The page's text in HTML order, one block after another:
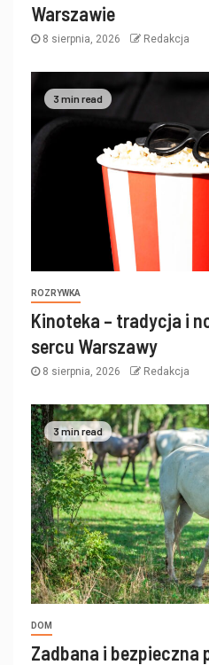
Warszawie
8 sierpnia, 2026 Redakcja
3 min read
ROZRYWKA
Kinoteka – tradycja i
sercu Warszawy
8 sierpnia, 2026 Redakcja
3 min read
DOM
Zadbana i bezpieczna